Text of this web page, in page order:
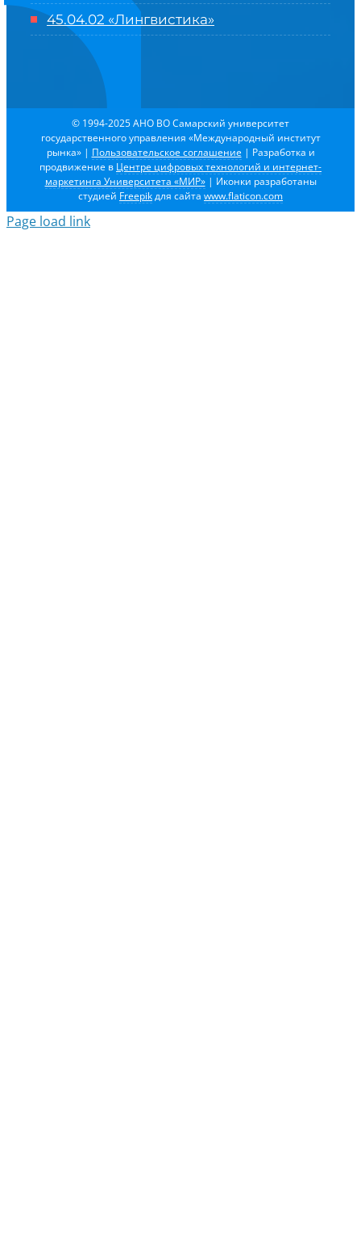
45.04.02 «Лингвистика»
© 1994-2025 АНО ВО Самарский университет
государственного управления «Международный институт
рынка» | Пользовательское соглашение | Разработка и
продвижение в Центре цифровых технологий и интернет-
маркетинга Университета «МИР»| Иконки разработаны
студией Freepikдля сайта www.flaticon.com
Page load link